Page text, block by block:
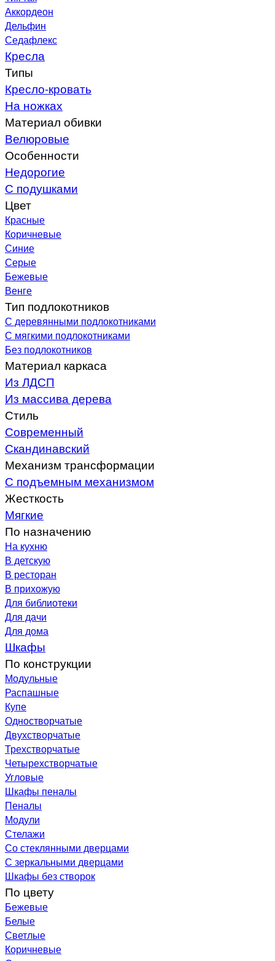
Аккордеон
Дельфин
Седафлекс
Кресла
Типы
Кресло-кровать
На ножках
Материал обивки
Велюровые
Особенности
Недорогие
С подушками
Цвет
Красные
Коричневые
Синие
Серые
Бежевые
Венге
Тип подлокотников
С деревянными подлокотниками
С мягкими подлокотниками
Без подлокотников
Материал каркаса
Из ЛДСП
Из массива дерева
Стиль
Современный
Скандинавский
Механизм трансформации
С подъемным механизмом
Жесткость
Мягкие
По назначению
На кухню
В детскую
В ресторан
В прихожую
Для библиотеки
Для дачи
Для дома
Шкафы
По конструкции
Модульные
Распашные
Купе
Одностворчатые
Двухстворчатые
Трехстворчатые
Четырехстворчатые
Угловые
Шкафы пеналы
Пеналы
Модули
Стелажи
Со стеклянными дверцами
С зеркальными дверцами
Шкафы без створок
По цвету
Бежевые
Белые
Светлые
Коричневые